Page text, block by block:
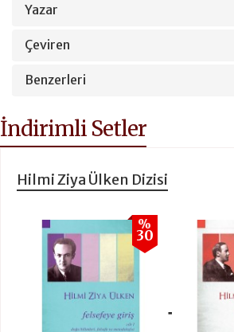
Yazar
Çeviren
Benzerleri
İndirimli Setler
Hilmi Ziya Ülken Dizisi
%
30
+